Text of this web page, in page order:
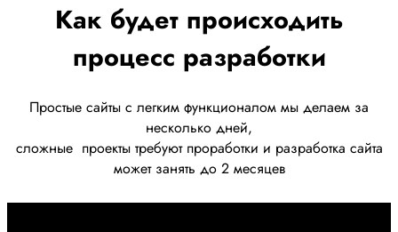
Как будет происходить
процесс разработки
Простые сайты с легким функционалом мы делаем за
несколько дней,
сложные проекты требуют проработки и разработка сайта
может занять до 2 месяцев